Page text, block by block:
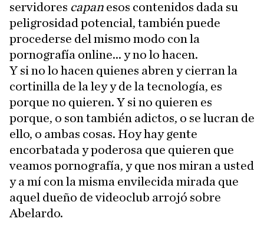
servidores capan esos contenidos dada su
peligrosidad potencial, también puede
procederse del mismo modo con la
pornografía online... y no lo hacen.
Y si no lo hacen quienes abren y cierran la
cortinilla de la ley y de la tecnología, es
porque no quieren. Y si no quieren es
porque, o son también adictos, o se lucran de
ello, o ambas cosas. Hoy hay gente
encorbatada y poderosa que quieren que
veamos pornografía, y que nos miran a usted
y a mí con la misma envilecida mirada que
aquel dueño de videoclub arrojó sobre
Abelardo.